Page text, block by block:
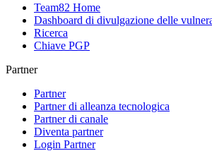
Team82 Home
Dashboard di divulgazione delle
Ricerca
Chiave PGP
Partner
Partner
Partner di alleanza tecnologica
Partner di canale
Diventa partner
Login Partner